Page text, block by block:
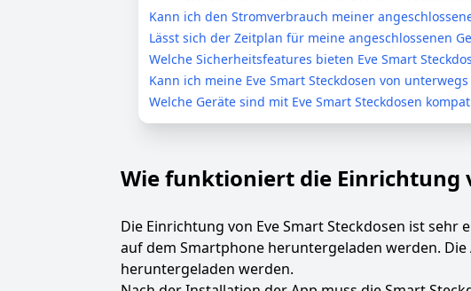
Kann ich den Stromverbrauch meiner
Lässt sich der Zeitplan für meine angeschlossenen
Welche Sicherheitsfeatures bieten Eve Smart
Kann ich meine Eve Smart Steckdosen von
Welche Geräte sind mit Eve Smart Steckdosen
Wie funktioniert die Einrichtung
Die Einrichtung von Eve Smart Steckdosen ist
auf dem Smartphone heruntergeladen werden.
heruntergeladen werden.